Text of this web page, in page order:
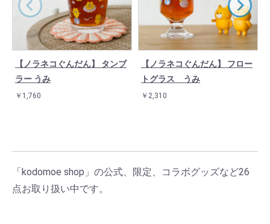
【ノラネコぐんだん】 タンブ
ラー うみ
￥1,760
【ノラネコぐんだん】 フロー
トグラス うみ
￥2,310
「kodomoe shop」の公式、限定、コラボグッズなど26
点お取り扱い中です。